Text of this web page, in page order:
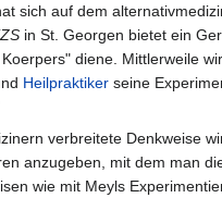
sich auf dem
in St. Georgen bietet ein
diene. Mittlerweile
Heilpraktiker seine
verbreitete Denkweise
anzugeben, mit dem man
wie mit Meyls